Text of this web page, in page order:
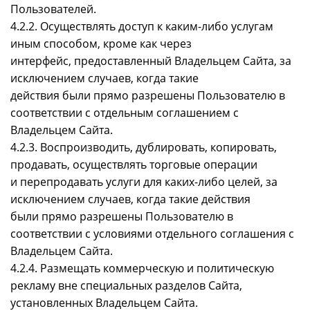
Пользователей.
4.2.2. Осуществлять доступ к каким-либо услугам
иным способом, кроме как через
интерфейс, предоставленный Владельцем Сайта, за
исключением случаев, когда такие
действия были прямо разрешены Пользователю в
соответствии с отдельным соглашением с
Владельцем Сайта.
4.2.3. Воспроизводить, дублировать, копировать,
продавать, осуществлять торговые операции
и перепродавать услуги для каких-либо целей, за
исключением случаев, когда такие действия
были прямо разрешены Пользователю в
соответствии с условиями отдельного соглашения с
Владельцем Сайта.
4.2.4. Размещать коммерческую и политическую
рекламу вне специальных разделов Сайта,
установленных Владельцем Сайта.